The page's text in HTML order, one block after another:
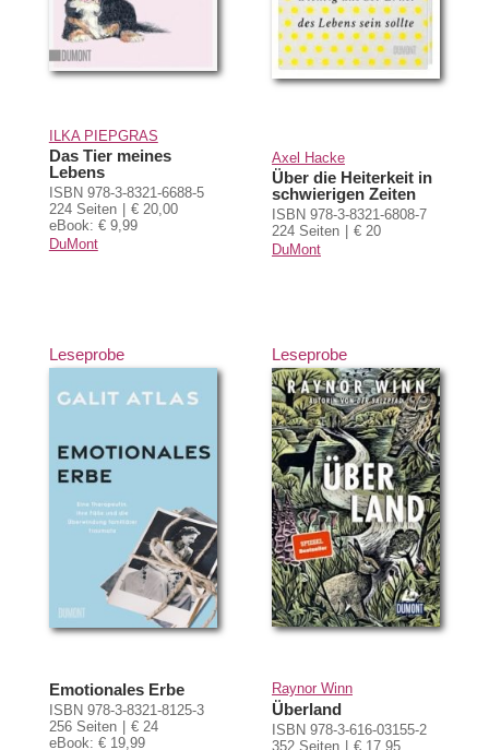
ILKA PIEPGRAS
Das Tier meines
Lebens
ISBN 978-3-8321-6688-5
224 Seiten
€ 20,00
eBook: € 9,99
DuMont
Axel Hacke
Über die Heiterkeit in
schwierigen Zeiten
ISBN 978-3-8321-6808-7
224 Seiten
€ 20
DuMont
Leseprobe
Emotionales Erbe
ISBN 978-3-8321-8125-3
256 Seiten
€ 24
eBook: € 19,99
Leseprobe
Raynor Winn
Überland
ISBN 978-3-616-03155-2
352 Seiten
€ 17,95